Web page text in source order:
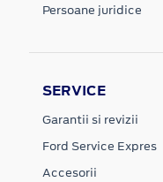
Persoane juridice
SERVICE
Garantii si revizii
Ford Service Expres
Accesorii